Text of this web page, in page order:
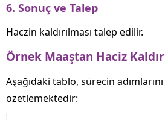
6. Sonuç ve Talep
Haczin kaldırılması talep edilir.
Örnek Maaştan Haciz
Aşağıdaki tablo, sürecin
özetlemektedir: